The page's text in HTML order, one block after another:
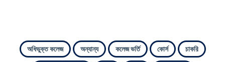
অধিভুক্ত কলেজ অন্যান্য কলেজ ভর্তি কোর্স চাকরি